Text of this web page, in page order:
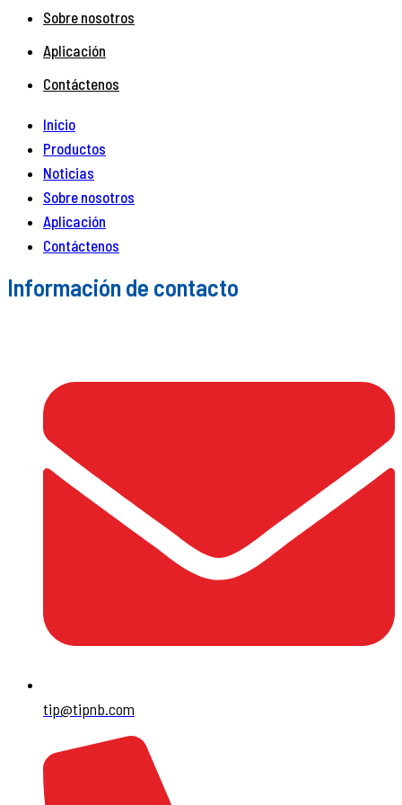
Sobre nosotros
Aplicación
Contáctenos
Inicio
Productos
Noticias
Sobre nosotros
Aplicación
Contáctenos
Información de contacto
tip@tipnb.com